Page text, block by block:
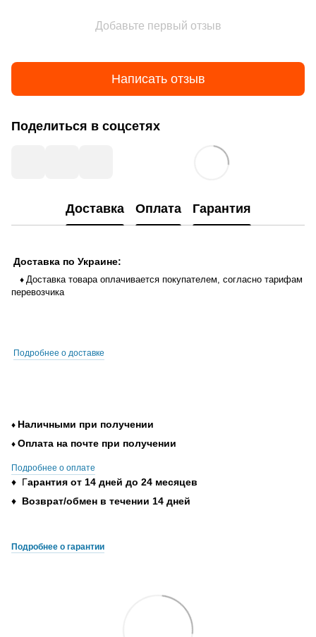
Добавьте первый отзыв
Написать отзыв
Поделиться в соцсетях
Доставка Оплата Гарантия
Доставка по Украине:
♦ Доставка товара оплачивается покупателем, согласно тарифам
перевозчика
Подробнее о доставке
♦ Наличными при получении
♦ Оплата на почте при получении
Подробнее о оплате
♦ Гарантия от 14 дней до 24 месяцев
♦ Возврат/обмен в течении 14 дней
Подробнее о гарантии